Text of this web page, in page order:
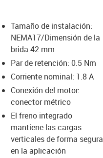
lupe
lupe
lupe
lupe
lupe
icon-arrow-right
Tamaño de instalación:
NEMA17/Dimensión de la
brida 42 mm
Par de retención: 0.5 Nm
Corriente nominal: 1.8 A
Conexión del motor:
conector métrico
El freno integrado
mantiene las cargas
verticales de forma segura
en la aplicación